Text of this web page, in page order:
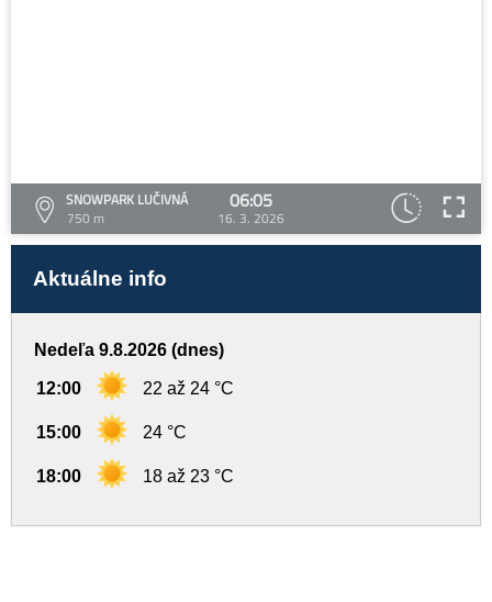
SNOWPARK LUČIVNÁ
750 m
06:05
16. 3. 2026
Aktuálne info
Nedeľa 9.8.2026 (dnes)
12:00 22 až 24 °C
15:00 24 °C
18:00 18 až 23 °C